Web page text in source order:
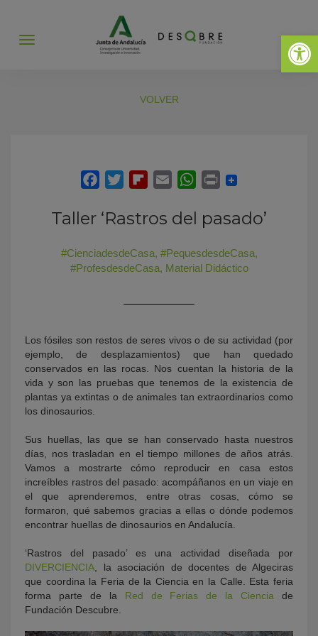
Abrir
Abrir
VOLVER
Taller ‘Rastros del pasado’
#CienciadesdeCasa, #PequesdesdeCasa,
#ProfesdesdeCasa, Material Didáctico
Los fósiles son restos de seres vivos o de su actividad (por
ejemplo, de desplazamientos) que han quedado
conservados en las rocas. Nos cuentan la historia de la
vida y son las pruebas que tenemos de la existencia de
plantas ya extintas o de animales tan extraordinarios como
los dinosaurios.
Sus huellas, las que se han conservado hasta nuestros
días, nos trasladan en el tiempo millones de años atrás.
Vamos a mostrarte cómo reproducir en casa estos
increíbles rastros del pasado: acompáñanos en un viaje en
el que aprenderemos, entre otras cosas, cómo se
formaron, qué sabemos gracias a ellas o dónde podemos
encontrar huellas de dinosaurios en Andalucía.
‘Rastros del pasado’ es una actividad diseñada por
DIVERCIENCIA , la asociación de docentes de Algeciras
que coordina la Feria de la Ciencia en la Calle. Esta feria
forma parte de la Red de Ferias de la Ciencia de
Fundación Descubre.